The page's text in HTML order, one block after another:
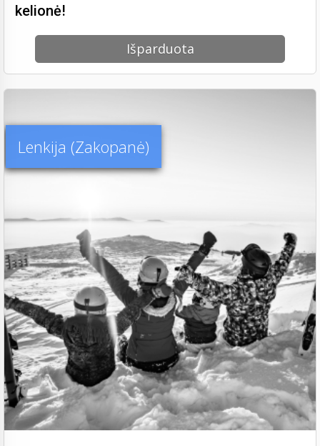
kelionė!
Išparduota
Lenkija (Zakopanė)